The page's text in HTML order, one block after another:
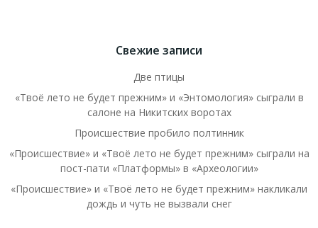
Свежие записи
Две птицы
«Твоё лето не будет прежним» и «Энтомология» сыграли в
салоне на Никитских воротах
Происшествие пробило полтинник
«Происшествие» и «Твоё лето не будет прежним» сыграли на
пост-пати «Платформы» в «Археологии»
«Происшествие» и «Твоё лето не будет прежним» накликали
дождь и чуть не вызвали снег